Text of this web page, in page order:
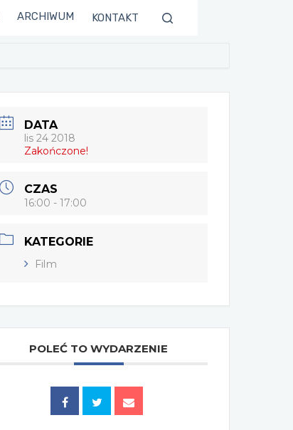
ARCHIWUM KONTAKT
DATA
lis 24 2018
Zakończone!
CZAS
16:00 - 17:00
KATEGORIE
Film
POLEĆ TO WYDARZENIE